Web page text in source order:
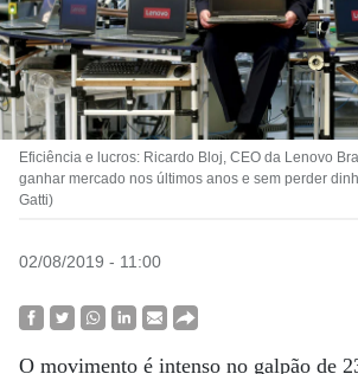
Eficiência e lucros: Ricardo Bloj, CEO da Lenovo
ganhar mercado nos últimos anos e sem perder
Gatti)
02/08/2019 - 11:00
O movimento é intenso no galpão de